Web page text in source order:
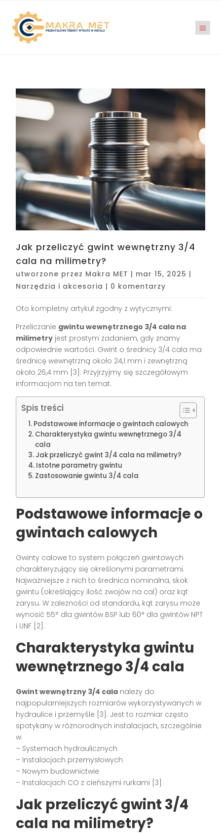
Jak przeliczyć gwint wewnętrzny 3/4
cala na milimetry?
utworzone przez Makra MET | mar 15, 2025 |
Narzędzia i akcesoria | 0 komentarzy
Oto kompletny artykuł zgodny z wytycznymi:
Przeliczanie gwintu wewnętrznego 3/4 cala na
milimetry jest prostym zadaniem, gdy znamy
odpowiednie wartości. Gwint o średnicy 3/4 cala ma
średnicę wewnętrzną około 24,1 mm i zewnętrzną
około 26,4 mm [3]. Przyjrzyjmy się szczegółowym
informacjom na ten temat.
Spis treści
Podstawowe informacje o gwintach calowych
Charakterystyka gwintu wewnętrznego 3/4
cala
Jak przeliczyć gwint 3/4 cala na milimetry?
Istotne parametry gwintu
Zastosowanie gwintu 3/4 cala
Podstawowe informacje o
gwintach calowych
Gwinty calowe to system połączeń gwintowych
charakteryzujący się określonymi parametrami.
Najważniejsze z nich to średnica nominalna, skok
gwintu (określający ilość zwojów na cal) oraz kąt
zarysu. W zależności od standardu, kąt zarysu może
wynosić 55° dla gwintów BSP lub 60° dla gwintów NPT
i UNF [2].
Charakterystyka gwintu
wewnętrznego 3/4 cala
Gwint wewnętrzny 3/4 cala należy do
najpopularniejszych rozmiarów wykorzystywanych w
hydraulice i przemyśle [3]. Jest to rozmiar często
spotykany w różnorodnych instalacjach, szczególnie
w:
– Systemach hydraulicznych
– Instalacjach przemysłowych
– Nowym budownictwie
– Instalacjach CO z cieńszymi rurkami [3]
Jak przeliczyć gwint 3/4
cala na milimetry?